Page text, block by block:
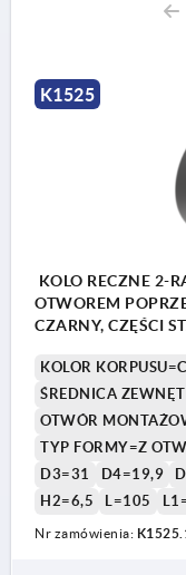
1) Położenie
K1525
KOLO RECZNE 2-
OTWOREM
CZARNY, CZĘŚCI
KOLOR
ŚREDNICA
OTWÓR
TYP FORMY=Z
D3=31
D4=19,9
H2=6,5
L=105
Nr zamówienia: